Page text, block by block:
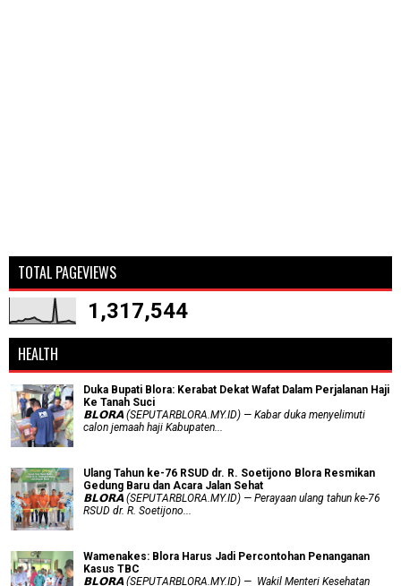
TOTAL PAGEVIEWS
1,317,544
HEALTH
Duka Bupati Blora: Kerabat Dekat Wafat Dalam Perjalanan Haji
Ke Tanah Suci
𝗕𝗟𝗢𝗥𝗔 (SEPUTARBLORA.MY.ID) — Kabar duka menyelimuti
calon jemaah haji Kabupaten...
Ulang Tahun ke-76 RSUD dr. R. Soetijono Blora Resmikan
Gedung Baru dan Acara Jalan Sehat
𝗕𝗟𝗢𝗥𝗔 (SEPUTARBLORA.MY.ID) — Perayaan ulang tahun ke-76
RSUD dr. R. Soetijono...
Wamenakes: Blora Harus Jadi Percontohan Penanganan
Kasus TBC
𝗕𝗟𝗢𝗥𝗔 (SEPUTARBLORA.MY.ID) — Wakil Menteri Kesehatan